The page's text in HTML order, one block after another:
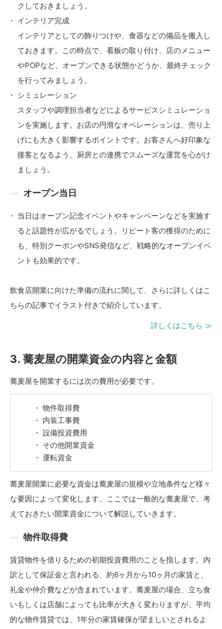
クしておきましょう。
インテリア完成
インテリアとしての飾りつけや、食器などの備品を搬入し
ておきます。この時点で、看板の取り付け、店のメニュー
やPOPなど、オープンできる状態かどうか、最終チェック
を行ってみましょう。
シミュレーション
スタッフや調理担当者などによるサービスシミュレーショ
ンを実施します。お店の円滑なオペレーションは、売り上
げにも大きく影響するポイントです。お客さんへ好印象な
接客となるよう、厨房との連携でスムーズな運営を心がけ
ましょう。
オープン当日
当日はオープン記念イベントやキャンペーンなどを実施す
ると話題性が広がるでしょう。リピート客の獲得のために
も、特別クーポンやSNS発信など、戦略的なオープンイベ
ントも効果的です。
飲食店開業に向けた準備の流れに関して、さらに詳しくはこ
ちらの記事でイラスト付きで紹介しています。
詳しくはこちら ≫
3. 蕎麦屋の開業資金の内容と金額
蕎麦屋を開業するには次の費用が必要です。
物件取得費
内装工事費
設備投資費用
その他開業資金
運転資金
蕎麦屋開業に必要な資金は蕎麦屋の規模や立地条件など様々
な要因によって変化します。ここでは一般的な蕎麦屋で、考
えておきたい開業資金について解説していきます。
物件取得費
賃貸物件を借りるための初期投資費用のことを指します。内
訳として保証金と言われる、約6ヶ月から10ヶ月の家賃と、
礼金や仲介費などが含まれています。蕎麦屋の場合、立ち食
いもしくは店舗によっても比率が大きく変わりますが、平均
的な物件賃貸では、1年分の家賃確保が望ましいとされるよ